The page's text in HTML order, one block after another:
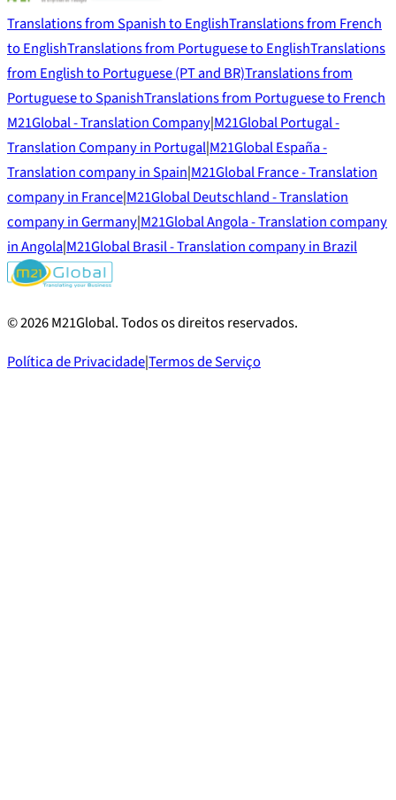
Translations from Spanish to EnglishTranslations from French
to EnglishTranslations from Portuguese to EnglishTranslations
from English to Portuguese (PT and BR)Translations from
Portuguese to SpanishTranslations from Portuguese to French
M21Global - Translation Company|M21Global Portugal -
Translation Company in Portugal|M21Global España -
Translation company in Spain|M21Global France - Translation
company in France|M21Global Deutschland - Translation
company in Germany|M21Global Angola - Translation company
in Angola|M21Global Brasil - Translation company in Brazil
©2026M21Global.Todos os direitos reservados.
Política de Privacidade|Termos de Serviço